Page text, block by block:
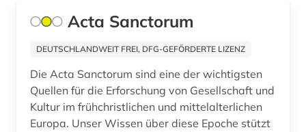
bündnerromanisch (1)
bürgerrechtsbewegung (1)
Acta Sanctorum
DEUTSCHLANDWEIT FREI, DFG-GEFÖRDERTE LIZENZ
Die Acta Sanctorum sind eine der wichtigsten
Quellen für die Erforschung von Gesellschaft und
Kultur im frühchristlichen und mittelalterlichen
Europa. Unser Wissen über diese Epoche stützt